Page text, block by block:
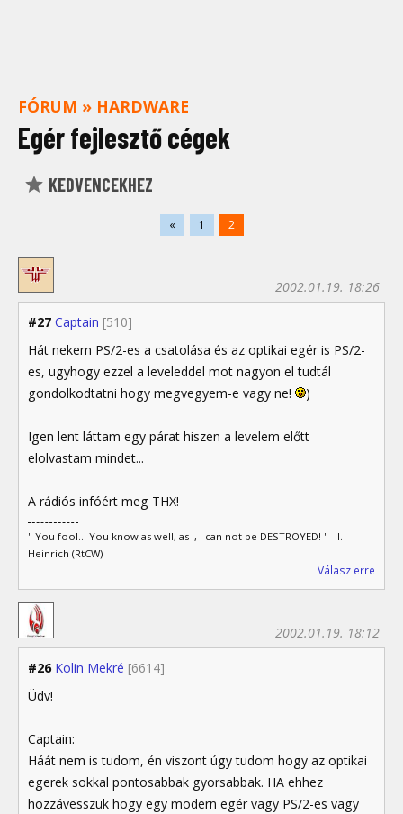
FÓRUM » HARDWARE
Egér fejlesztő cégek
KEDVENCEKHEZ
« 1 2
#27 Captain [510]
2002.01.19. 18:26
Hát nekem PS/2-es a csatolása és az optikai egér is PS/2-
es, ugyhogy ezzel a leveleddel mot nagyon el tudtál
gondolkodtatni hogy megvegyem-e vagy ne!
)
Igen lent láttam egy párat hiszen a levelem előtt
elolvastam mindet...
A rádiós infóért meg THX!
" You fool... You know as well, as I, I can not be DESTROYED! " - I.
Heinrich (RtCW)
Válasz erre
#26 Kolin Mekré [6614]
2002.01.19. 18:12
Üdv!
Captain:
Háát nem is tudom, én viszont úgy tudom hogy az optikai
egerek sokkal pontosabbak gyorsabbak. HA ehhez
hozzávesszük hogy egy modern egér vagy PS/2-es vagy